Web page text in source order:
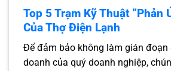
Top 5 Trạm Kỹ Thuật “Phản
Của Thợ Điện Lạnh
Để đảm bảo không làm gián đoạn
doanh của quý doanh nghiệp,